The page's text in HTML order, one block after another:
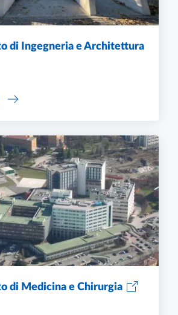
di Ingegneria e Architettura
DIPARTIMENTO DI INGEGNERIA E
di Medicina e Chirurgia